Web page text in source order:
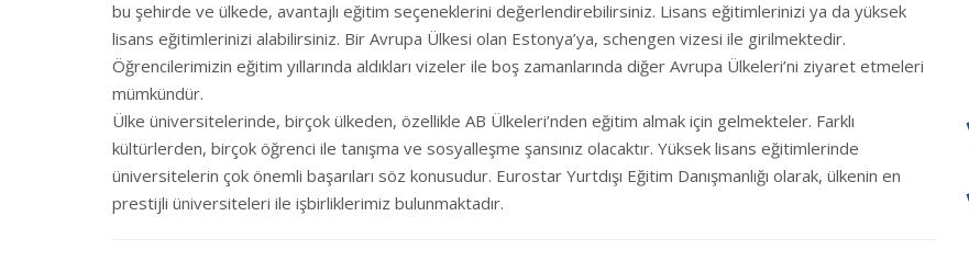
bu şehirde ve ülkede, avantajlı eğitim seçeneklerini değerlendirebilirsiniz. Lisans eğitimlerinizi ya da yüksek
lisans eğitimlerinizi alabilirsiniz. Bir Avrupa Ülkesi olan Estonya’ya, schengen vizesi ile girilmektedir.
Öğrencilerimizin eğitim yıllarında aldıkları vizeler ile boş zamanlarında diğer Avrupa Ülkeleri’ni ziyaret etmeleri
mümkündür.
Ülke üniversitelerinde, birçok ülkeden, özellikle AB Ülkeleri’nden eğitim almak için gelmekteler. Farklı
kültürlerden, birçok öğrenci ile tanışma ve sosyalleşme şansınız olacaktır. Yüksek lisans eğitimlerinde
üniversitelerin çok önemli başarıları söz konusudur. Eurostar Yurtdışı Eğitim Danışmanlığı olarak, ülkenin en
prestijli üniversiteleri ile işbirliklerimiz bulunmaktadır.